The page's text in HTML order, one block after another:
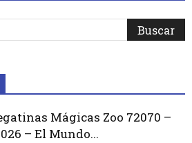
Mágicas Zoo 72070 –
– El Mundo...